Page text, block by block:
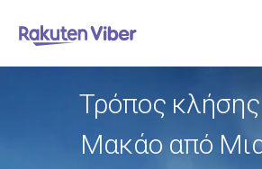
Τρόπος
Μακάο από